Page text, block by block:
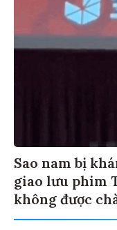
Sao nam bị
giao lưu phim
không được